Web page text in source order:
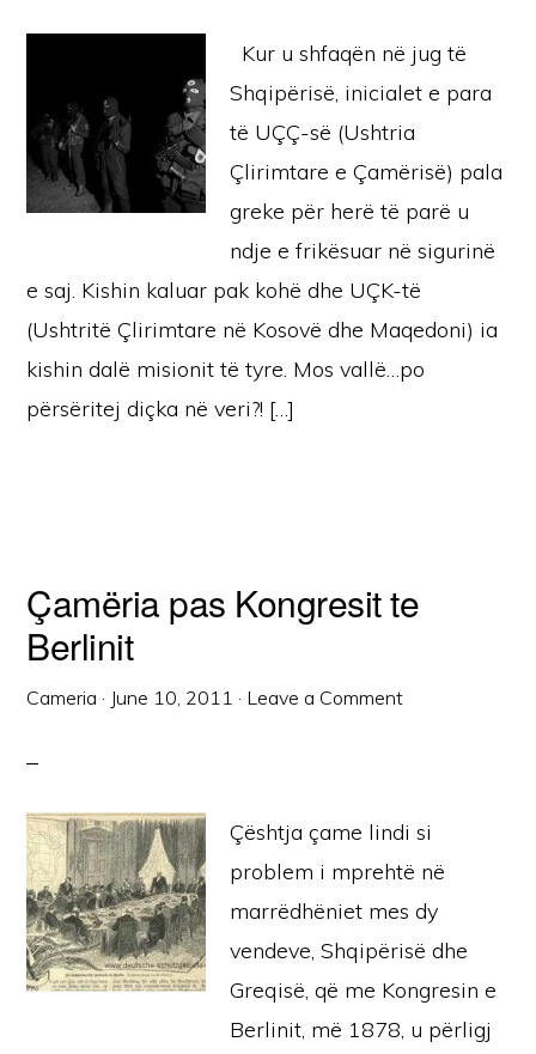
Kur u shfaqën në jug të
Shqipërisë, inicialet e para
të UÇÇ-së (Ushtria
Çlirimtare e Çamërisë) pala
greke për herë të parë u
ndje e frikësuar në sigurinë
e saj. Kishin kaluar pak kohë dhe UÇK-të
(Ushtritë Çlirimtare në Kosovë dhe Maqedoni) ia
kishin dalë misionit të tyre. Mos vallë…po
përsëritej diçka në veri?! […]
Çamëria pas Kongresit te
Berlinit
Cameria · June 10, 2011 · Leave a Comment
Çështja çame lindi si
problem i mprehtë në
marrëdhëniet mes dy
vendeve, Shqipërisë dhe
Greqisë, që me Kongresin e
Berlinit, më 1878, u përligj